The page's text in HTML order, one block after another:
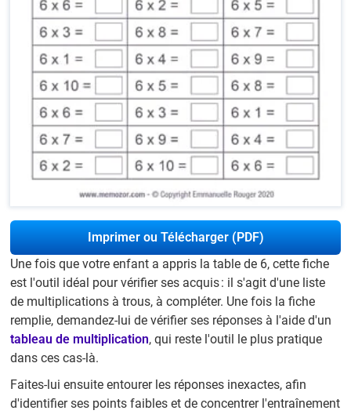
Imprimer ou Télécharger (PDF)
Une fois que votre enfant a appris la table de 6, cette fiche
est l'outil idéal pour vérifier ses acquis : il s'agit d'une liste
de multiplications à trous, à compléter. Une fois la fiche
remplie, demandez-lui de vérifier ses réponses à l'aide d'un
tableau de multiplication, qui reste l'outil le plus pratique
dans ces cas-là.
Faites-lui ensuite entourer les réponses inexactes, afin
d'identifier ses points faibles et de concentrer l'entraînement